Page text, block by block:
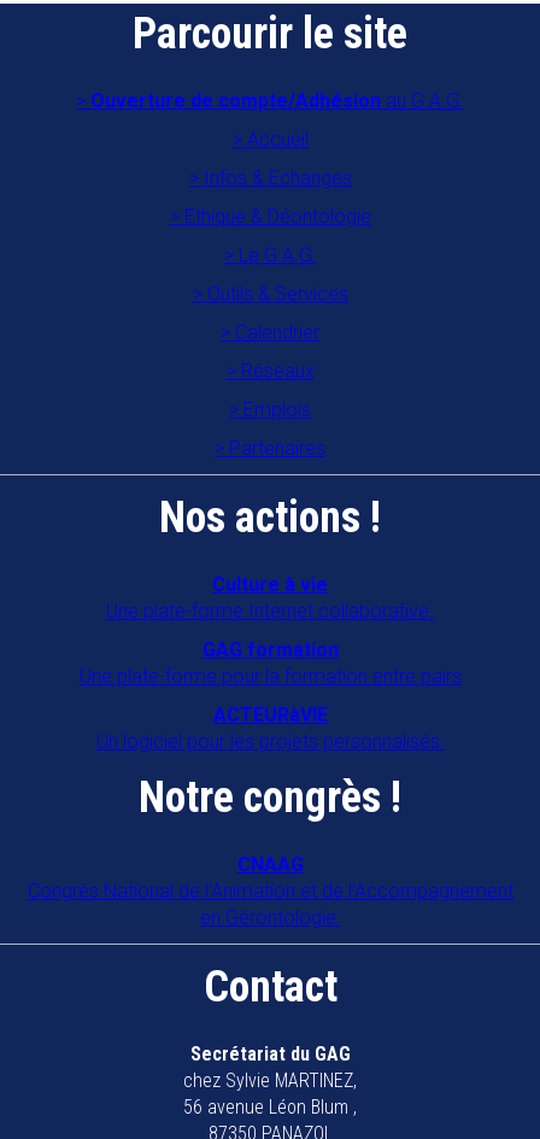
Parcourir le site
Ouverture de compte/Adhésion au G.A.G.
Accueil
Infos & Echanges
Ethique & Déontologie
Le G.A.G.
Outils & Services
Calendrier
Réseaux
Emplois
Partenaires
Nos actions !
Culture à vie
Une plate-forme Internet collaborative.
GAG formation
Une plate-forme pour la formation entre pairs
ACTEURàVIE
Un logiciel pour les projets personnalisés.
Notre congrès !
CNAAG
Congrès National de l'Animation et de l'Accompagnement
en Gérontologie.
Contact
Secrétariat du GAG
chez Sylvie MARTINEZ,
56 avenue Léon Blum ,
87350 PANAZOL